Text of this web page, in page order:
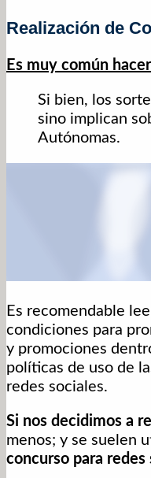
Realización de
Es muy común
Si bien, los
sino implican
Autónomas.
Es recomendable
condiciones para
y promociones
políticas de uso de
redes sociales.
Si nos decidimos a
menos; y se suelen
concurso para redes